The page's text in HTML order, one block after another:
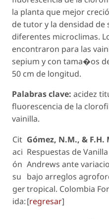
la planta que mejor
de tutor y la densidad
diferentes microclimas.
encontraron para las
sepium y con tama�os
50 cm de longitud.
Palabras clave: acidez
fluorescencia de la
vainilla.
Cit
aci
ón
su
ger
ida:
Gómez, N.M., & F.H.
Respuestas de
Andrews ante
bajo arreglos
tropical. Colombia
[regresar]